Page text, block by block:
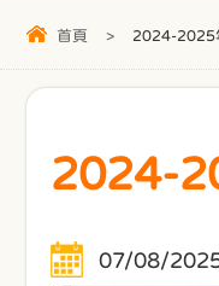
首頁 > 2024-2025
2024-
07/08/